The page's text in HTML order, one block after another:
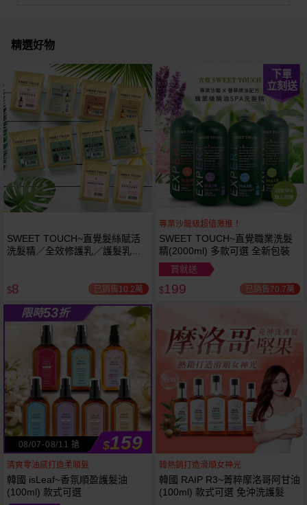
精選好物
SWEET TOUCH~直覺髮絲賦活
洗髮精／全效修護乳／護髮乳／
$8 已銷售10.2萬
下單
立刻送
專業沙龍級超值激推！
SWEET TOUCH~直覺職業洗髮
精(2000ml) 多款可選 全新包裝
買就送
$199 已銷售70.7萬
限時53折
08/07-08/11 搶 $159
清爽零油感打造柔順髮
韓國 isLeaf~香氛順盈護髮油
(100ml) 款式可選
韓熱銷打造滑順女神光
韓國 RAIP R3~菁粹摩洛哥阿甘油
(100ml) 款式可選 免沖洗護髮